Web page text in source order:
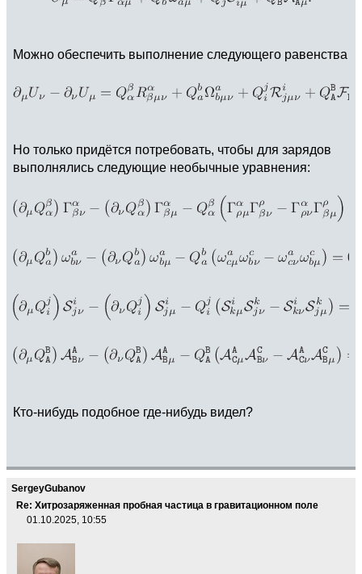
Можно обеспечить выполнение следующего равенства
Но только придётся потребовать, чтобы для зарядов
выполнялись следующие необычные уравнения:
Кто-нибудь подобное где-нибудь видел?
SergeyGubanov
Re: Хитрозаряженная пробная частица в гравитационном поле
01.10.2025, 10:55